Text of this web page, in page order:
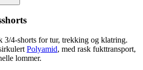
3/4-shorts for tur, trekking og klatring.
Polyamid, med rask fukttransport,
lommer.